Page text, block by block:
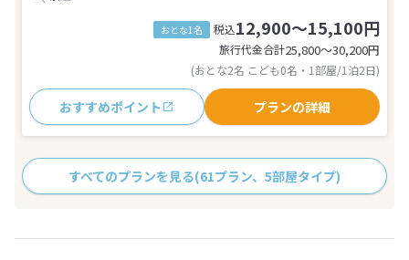
おとな1名 税込12,900～15,100円
旅行代金合計25,800〜30,200円
(おとな2名 こども0名・1部屋/1泊2日)
おすすめポイント プランの詳細
すべてのプランを見る(61プラン、5部屋タイプ)